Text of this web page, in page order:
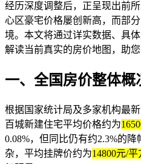
经历深度调整后，正呈现出前
心区豪宅价格屡创新高，而部
境。本文将通过详实数据、具
解读当前真实的房价地图，助
一、全国房价整体
根据国家统计局及多家机构最
百城新建住宅平均价格约为
0.08%，但同比仍有约2.3%的
杂，平均挂牌价约为14800元/平